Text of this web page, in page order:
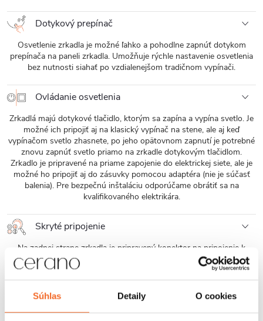
Súhlas Detaily O cookies
Dotykový prepínač
Osvetlenie zrkadla je možné ľahko a pohodlne zapnúť dotykom
prepínača na paneli zrkadla. Umožňuje rýchle nastavenie osvetlenia
bez nutnosti siahať po vzdialenejšom tradičnom vypínači.
Ovládanie osvetlenia
Zrkadlá majú dotykové tlačidlo, ktorým sa zapína a vypína svetlo. Je
možné ich pripojiť aj na klasický vypínač na stene, ale aj keď
vypínačom svetlo zhasnete, po jeho opätovnom zapnutí je potrebné
znovu zapnúť svetlo priamo na zrkadle dotykovým tlačidlom.
Zrkadlo je pripravené na priame zapojenie do elektrickej siete, ale je
možné ho pripojiť aj do zásuvky pomocou adaptéra (nie je súčasť
balenia). Pre bezpečnú inštaláciu odporúčame obrátiť sa na
kvalifikovaného elektrikára.
Skryté pripojenie
Na zadnej strane zrkadla je pripravený konektor na pripojenie k
zdroju. Je to praktické riešenie, ktoré umožňuje skryť káble za
zrkadlom, čo zaisťuje estetický a upravený vzhľad kúpeľne.
Vysoká spoľahlivosť LED čipu